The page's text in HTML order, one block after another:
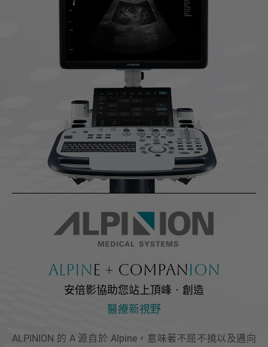
Alpine + Companion
安倍影協助您站上頂峰‧創造
醫療新視野
ALPINION 的 A 源自於 Alpine，意味著不屈不撓以及邁向